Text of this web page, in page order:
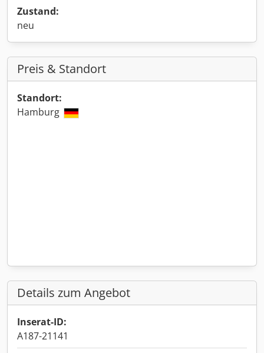
Zustand:
neu
Preis & Standort
Standort:
Hamburg
Details zum Angebot
Inserat-ID:
A187-21141